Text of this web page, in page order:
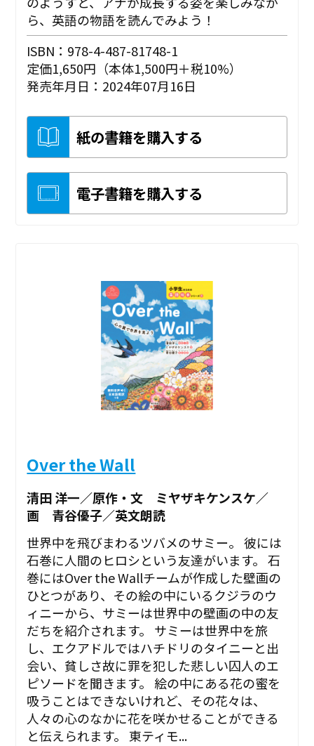
ら、英語の物語を読んでみよう！
ISBN：978-4-487-81748-1
定価1,650円（本体1,500円＋税10%）
発売年月日：2024年07月16日
紙の書籍を購入する
電子書籍を購入する
Over the Wall
清田 洋一／原作・文 ミヤザキケンスケ／
画 青谷優子／英文朗読
世界中を飛びまわるツバメのサミー。 彼には
石巻に人間のヒロシという友達がいます。 石
巻にはOver the Wallチームが作成した壁画の
ひとつがあり、その絵の中にいるクジラのウ
ィニーから、サミーは世界中の壁画の中の友
だちを紹介されます。 サミーは世界中を旅
し、エクアドルではハチドリのタイニーと出
会い、貧しさ故に罪を犯した悲しい囚人のエ
ピソードを聞きます。 絵の中にある花の蜜を
吸うことはできないけれど、その花々は、
人々の心のなかに花を咲かせることができる
と伝えられます。 東ティモ...